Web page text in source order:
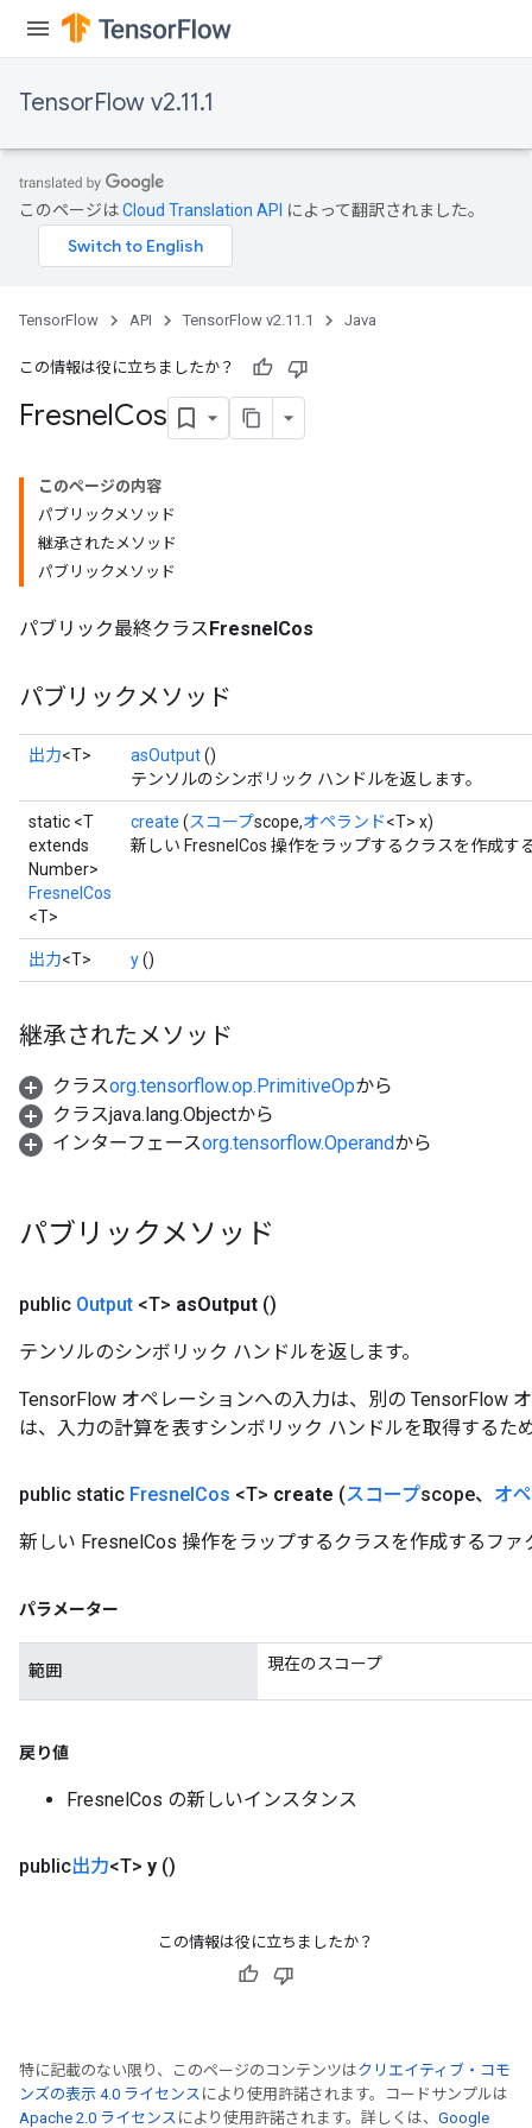
TensorFlow v2.11.1
このページはCloud Translation API によって翻訳されました。
TensorFlow API TensorFlow v2.11.1 Java
この情報は役に立ちましたか？
FresnelCos
このページの内容
パブリックメソッド
継承されたメソッド
パブリックメソッド
パブリック最終クラスFresnelCos
パブリックメソッド
出力<T> asOutput()
テンソルのシンボリック ハンドルを返します。
static <T
extends
Number>
FresnelCos
<T>
create (スコープscope,オペランド<T> x)
新しい FresnelCos 操作をラップするクラスを作成す
出力<T> y()
継承されたメソッド
クラスorg.tensorflow.op.PrimitiveOpから
クラスjava.lang.Objectから
インターフェースorg.tensorflow.Operandから
パブリックメソッド
public Output <T> asOutput ()
テンソルのシンボリック ハンドルを返します。
TensorFlow オペレーションへの入力は、別の TensorFlow
は、入力の計算を表すシンボリック ハンドルを取得するた
public static FresnelCos <T> create (スコープscope、 オ
新しい FresnelCos 操作をラップするクラスを作成するファ
パラメーター
範囲 現在のスコープ
戻り値
FresnelCos の新しいインスタンス
public出力<T> y ()
この情報は役に立ちましたか？
特に記載のない限り、このページのコンテンツはクリエイティブ・コモ
ンズの表示 4.0 ライセンス により使用許諾されます。コードサンプルは
Apache 2.0 ライセンス により使用許諾されます。詳しくは、 Google